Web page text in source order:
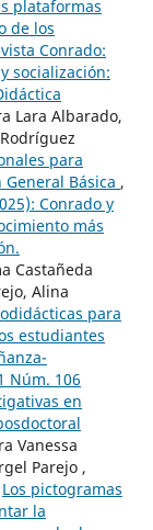
plataformas
de los
Conrado:
socialización:
Lara Albarado,
para
Básica ,
Conrado y
más
Castañeda
Alina
para
estudiantes
Núm. 106
en
Vanessa
Parejo ,
Los pictogramas
la